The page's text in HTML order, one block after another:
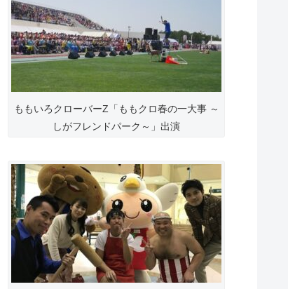
ももいろクローバーZ「ももクロ春の一大事 ～
しがフレンドパーク～」出演